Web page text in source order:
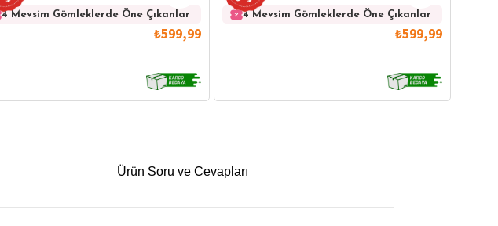
4 Mevsim Gömleklerde Öne Çıkanlar
₺599,99
Gömlek
4 Mevsim Gömleklerde Öne Çıkanlar
₺599,99
Ürün Soru ve Cevapları